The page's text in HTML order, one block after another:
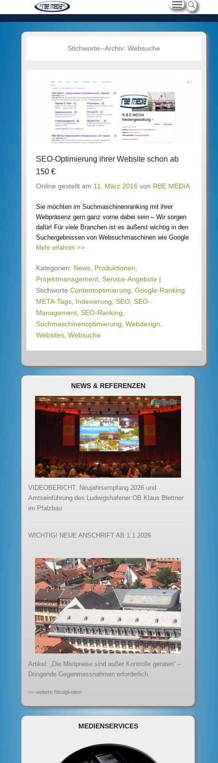
Stichworte--Archiv: Websuche
SEO-Optimierung ihrer Website schon ab
150 €
Online gestellt am 11. März 2016 von RBE MEDIA
Sie möchten im Suchmaschinenranking mit ihrer
Webpräsenz gern ganz vorne dabei sein – Wir sorgen
dafür! Für viele Branchen ist es äußerst wichtig in den
Suchergebnissen von Websuchmaschinen wie Google
Mehr erfahren >>
Kategorien: News Produktionen
Projektmanagement Service-Angebote |
Stichworte Contentoptimierung Google-Ranking.
META-Tags Indexierung SEO SEO-
Management SEO-Ranking
Suchmaschinenoptimierung Webdesign
Websites Websuche
NEWS & REFERENZEN
VIDEOBERICHT: Neujahrsempfang 2026 und
Amtseinführung des Ludwigshafener OB Klaus Blettner
im Pfalzbau
WICHTIG! NEUE ANSCHRIFT AB 1.1.2026
Artikel: „Die Mietpreise sind außer Kontrolle geraten“ –
Dringende Gegenmassnahmen erforderlich
>> weitere Neuigkeiten
MEDIENSERVICES